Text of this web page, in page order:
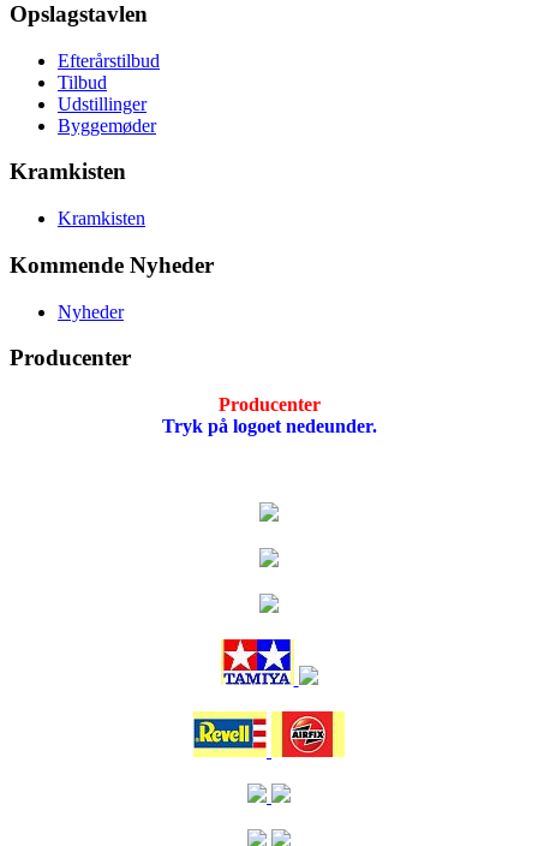
Opslagstavlen
Efterårstilbud
Tilbud
Udstillinger
Byggemøder
Kramkisten
Kramkisten
Kommende Nyheder
Nyheder
Producenter
Producenter
Tryk på logoet nedeunder.